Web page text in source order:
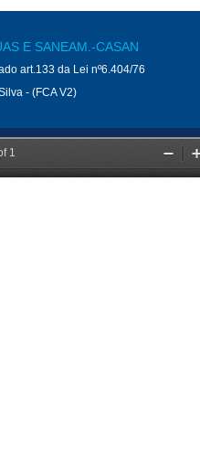
E SANEAM.-CASAN
art.133 da Lei nº6.404/76
- (FCA V2)